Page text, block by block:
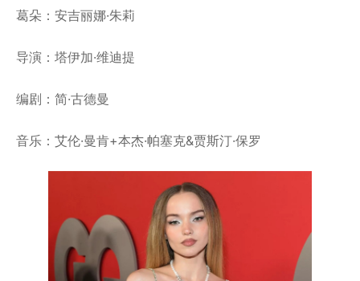
葛朵：安吉丽娜·朱莉
导演：塔伊加·维迪提
编剧：简·古德曼
音乐：艾伦·曼肯+本杰·帕塞克&贾斯汀·保罗